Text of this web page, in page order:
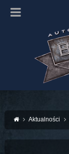
Aktualności